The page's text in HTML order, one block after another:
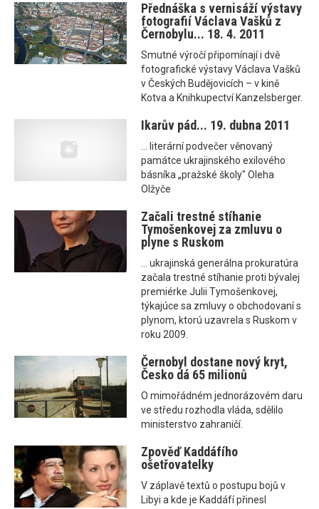
Přednáška s vernisáží výstavy
fotografií Václava Vašků z
Černobylu... 18. 4. 2011
Smutné výročí připomínají i dvě
fotografické výstavy Václava Vašků
v Českých Budějovicích – v kině
Kotva a Knihkupectví Kanzelsberger.
Ikarův pád... 19. dubna 2011
... literární podvečer věnovaný
památce ukrajinského exilového
básníka „pražské školy" Oleha
Olžyče
Začali trestné stíhanie
Tymošenkovej za zmluvu o
plyne s Ruskom
... ukrajinská generálna prokuratúra
začala trestné stíhanie proti bývalej
premiérke Julii Tymošenkovej,
týkajúce sa zmluvy o obchodovaní s
plynom, ktorú uzavrela s Ruskom v
roku 2009.
Černobyl dostane nový kryt,
Česko dá 65 milionů
O mimořádném jednorázovém daru
ve středu rozhodla vláda, sdělilo
ministerstvo zahraničí.
Zpověď Kaddáfího
ošetřovatelky
V záplavě textů o postupu bojů v
Libyi a kde je Kaddáfí přinesl